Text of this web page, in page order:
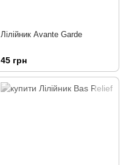
Лілійник Avante Garde
45 грн